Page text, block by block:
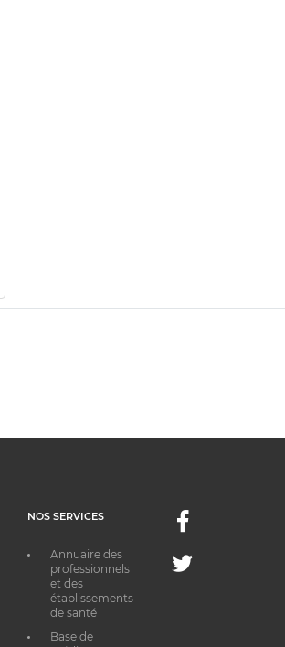
NOS SERVICES
Annuaire des
professionnels
et des
établissements
de santé
Base de
Facebook
Twitter